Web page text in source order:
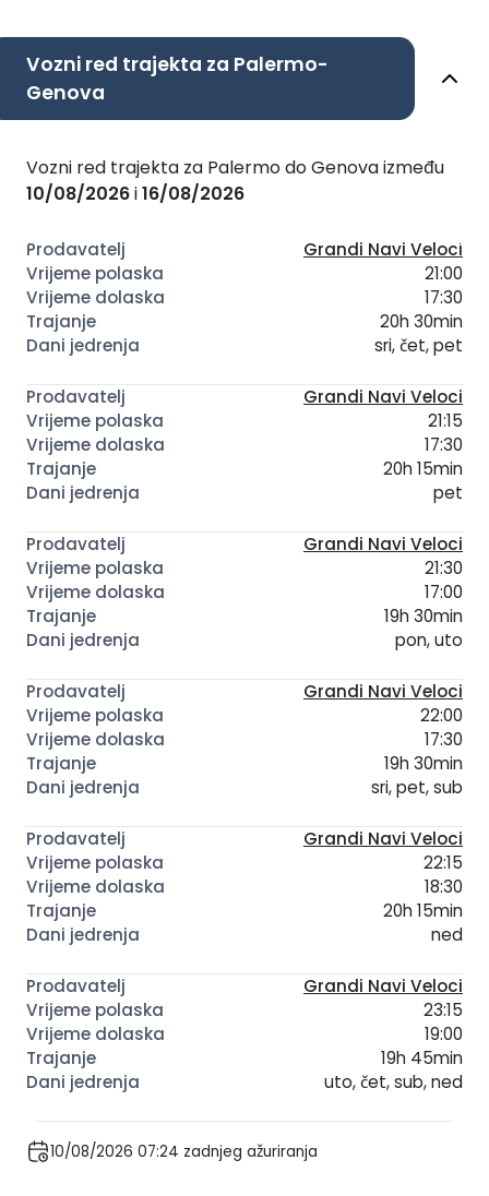
informacija. Može li se to ponoviti?
Vozni red trajekta za Palermo-
Genova
Vozni red trajekta za Palermo do Genova između
10/08/2026i16/08/2026
Grandi Navi Veloci
21:00
17:30
20h 30min
sri, čet, pet
Grandi Navi Veloci
21:15
17:30
20h 15min
pet
Grandi Navi Veloci
21:30
17:00
19h 30min
pon, uto
Grandi Navi Veloci
22:00
17:30
19h 30min
sri, pet, sub
Grandi Navi Veloci
22:15
18:30
20h 15min
ned
Grandi Navi Veloci
23:15
19:00
19h 45min
uto, čet, sub, ned
10/08/2026 07:24 zadnjeg ažuriranja